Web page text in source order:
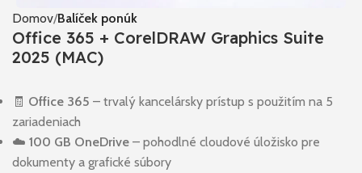
Domov Balíček ponúk
Office 365 + CorelDRAW Graphics Suite
2025 (MAC)
🧾 Office 365 – trvalý kancelársky prístup s použitím na 5
zariadeniach
☁️ 100 GB OneDrive – pohodlné cloudové úložisko pre
dokumenty a grafické súbory